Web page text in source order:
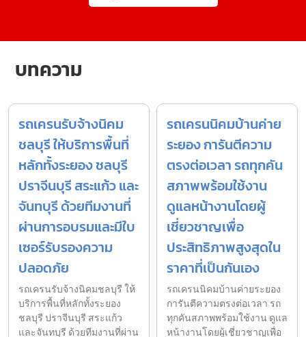
บทความ
รถเครนรับจ้างนิคม
ชลบุรี ให้บริการพื้นที่
หลักทั้งระยอง ชลบุรี
ปราจีนบุรี สระแก้ว และ
จันทบุรี ด้วยทีมงานที่
ผ่านการอบรมและมีใบ
เซอร์รับรองความ
ปลอดภัย
รถเครนรับจ้างนิคมชลบุรี ให้
บริการพื้นที่หลักทั้งระยอง
ชลบุรี ปราจีนบุรี สระแก้ว
และจันทบุรี ด้วยทีมงานที่ผ่าน
รถเครนนิคมบ้านค่าย
ระยอง การันตีความ
ตรงต่อเวลา รถทุกคัน
สภาพพร้อมใช้งาน
ดูแลหน้างานโดยผู้
เชี่ยวชาญเพื่อ
ประสิทธิภาพสูงสุดใน
ราคาที่เป็นกันเอง
รถเครนนิคมบ้านค่ายระยอง
การันตีความตรงต่อเวลา รถ
ทุกคันสภาพพร้อมใช้งาน ดูแล
หน้างานโดยผู้เชี่ยวชาญเพื่อ